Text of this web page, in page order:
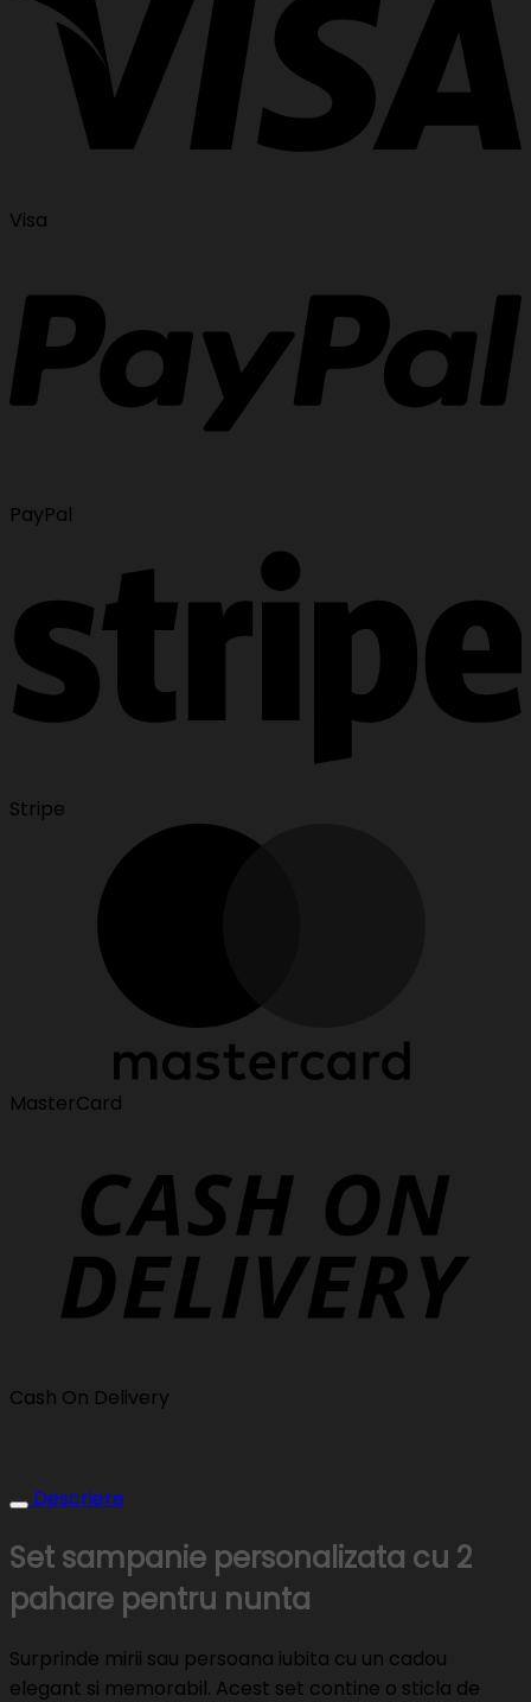
Visa
PayPal
Stripe
MasterCard
Cash On Delivery
Descriere
Set sampanie personalizata cu 2
pahare pentru nunta
Surprinde mirii sau persoana iubita cu un cadou
elegant si memorabil. Acest set contine o sticla de